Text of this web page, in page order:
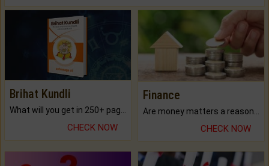
Brihat Kundli
CHECK NOW
Finance
CHECK NOW